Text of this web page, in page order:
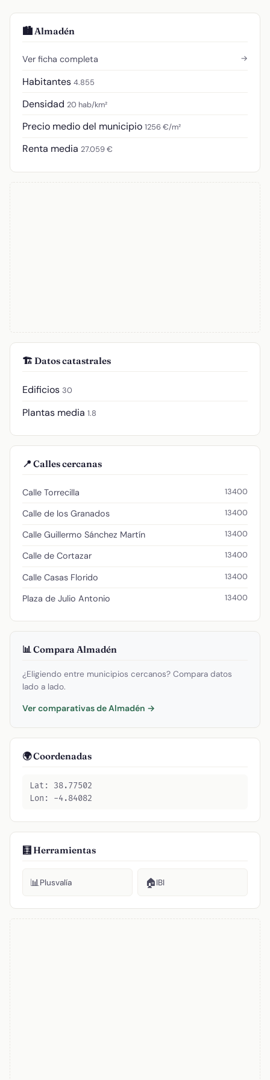
🏙️ Almadén
Ver ficha completa →
Habitantes 4.855
Densidad 20 hab/km²
Precio medio del municipio 1256 €/m²
Renta media 27.059 €
🏗️ Datos catastrales
Edificios 30
Plantas media 1.8
📍 Calles cercanas
Calle Torrecilla 13400
Calle de los Granados 13400
Calle Guillermo Sánchez Martín 13400
Calle de Cortazar 13400
Calle Casas Florido 13400
Plaza de Julio Antonio 13400
📊 Compara Almadén
¿Eligiendo entre municipios cercanos? Compara datos
lado a lado.
Ver comparativas de Almadén →
🌍 Coordenadas
Lat: 38.77502
Lon: -4.84082
🧮 Herramientas
📊Plusvalía 🏠IBI